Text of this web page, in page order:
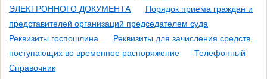
ЭЛЕКТРОННОГО ДОКУМЕНТА
Порядок приема граждан и
представителей организаций председателем суда
Реквизиты госпошлина
Реквизиты для зачисления средств,
поступающих во временное распоряжение
Телефонный
Справочник